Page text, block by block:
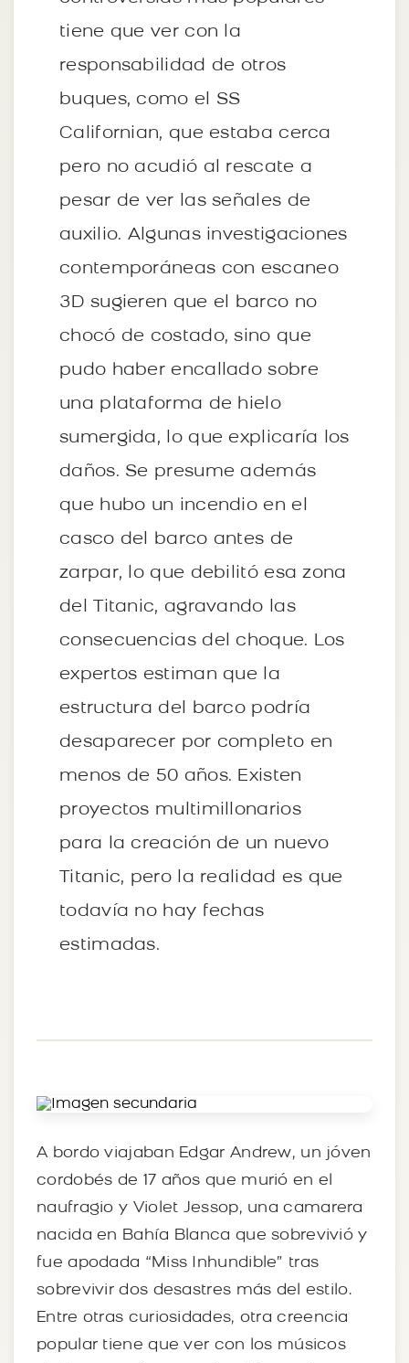
tiene que ver con la
responsabilidad de otros
buques, como el SS
Californian, que estaba cerca
pero no acudió al rescate a
pesar de ver las señales de
auxilio. Algunas investigaciones
contemporáneas con escaneo
3D sugieren que el barco no
chocó de costado, sino que
pudo haber encallado sobre
una plataforma de hielo
sumergida, lo que explicaría los
daños. Se presume además
que hubo un incendio en el
casco del barco antes de
zarpar, lo que debilitó esa zona
del Titanic, agravando las
consecuencias del choque. Los
expertos estiman que la
estructura del barco podría
desaparecer por completo en
menos de 50 años. Existen
proyectos multimillonarios
para la creación de un nuevo
Titanic, pero la realidad es que
todavía no hay fechas
estimadas.
A bordo viajaban Edgar Andrew, un jóven
cordobés de 17 años que murió en el
naufragio y Violet Jessop, una camarera
nacida en Bahía Blanca que sobrevivió y
fue apodada “Miss Inhundible” tras
sobrevivir dos desastres más del estilo.
Entre otras curiosidades, otra creencia
popular tiene que ver con los músicos